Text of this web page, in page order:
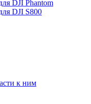
DJI Phantom
DJI S800
к ним